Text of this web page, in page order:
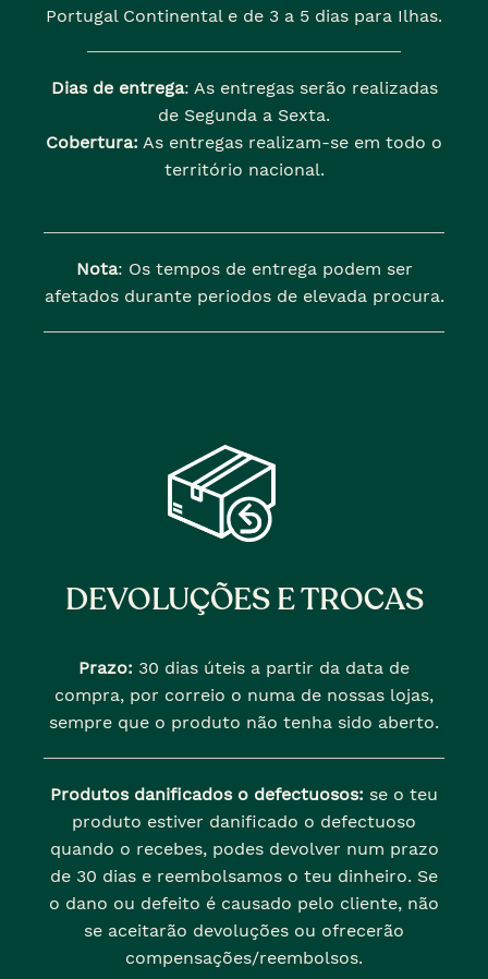
Portugal Continental e de 3 a 5 dias para Ilhas.
Dias de entrega: As entregas serão realizadas
de Segunda a Sexta.
Cobertura: As entregas realizam-se em todo o
território nacional.
Nota: Os tempos de entrega podem ser
afetados durante periodos de elevada procura.
DEVOLUÇÕES E TROCAS
Prazo: 30 dias úteis a partir da data de
compra, por correio o numa de nossas lojas,
sempre que o produto não tenha sido aberto.
Produtos danificados o defectuosos: se o teu
produto estiver danificado o defectuoso
quando o recebes, podes devolver num prazo
de 30 dias e reembolsamos o teu dinheiro. Se
o dano ou defeito é causado pelo cliente, não
se aceitarão devoluções ou ofrecerão
compensações/reembolsos.